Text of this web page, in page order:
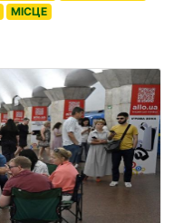
МІСЦЕ